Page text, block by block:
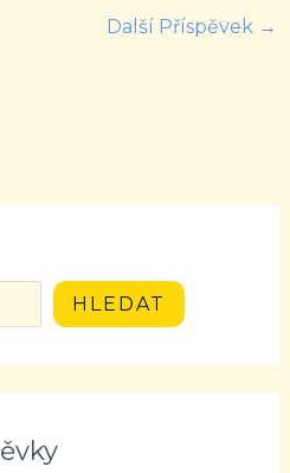
Další Příspěvek →
HLEDAT